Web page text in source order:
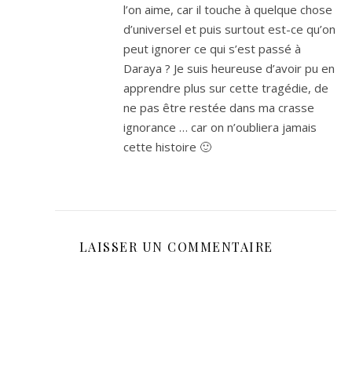
l’on aime, car il touche à quelque chose
d’universel et puis surtout est-ce qu’on
peut ignorer ce qui s’est passé à
Daraya ? Je suis heureuse d’avoir pu en
apprendre plus sur cette tragédie, de
ne pas être restée dans ma crasse
ignorance … car on n’oubliera jamais
cette histoire 🙂
LAISSER UN COMMENTAIRE